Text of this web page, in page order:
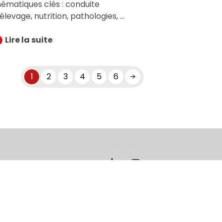
clés : conduite
nutrition, pathologies, parasitologie et autopsie
des experts de terrain et
et la mise en œuvre de
concrètes.
Lire la suite
1 2 3 4 5 6